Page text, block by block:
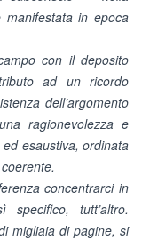
manifestata in epoca
con il deposito
ad un ricordo
dell’argomento
ragionevolezza e
esaustiva, ordinata
concentrarci in
tutt’altro.
migliaia di pagine, si